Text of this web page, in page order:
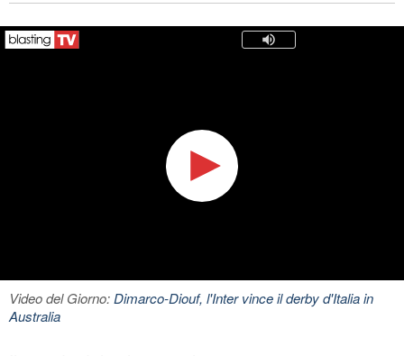
Video del Giorno:Dimarco-Diouf, l'Inter vince il derby d'Italia in
Australia